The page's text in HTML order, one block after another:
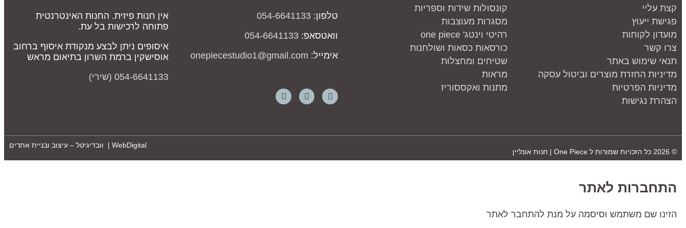
קצת עליי
פגישת ייעוץ
מועדון לקוחות
צרו קשר
תנאי שימוש באתר
מדיניות החזרת מוצרים וביטול עסקה
מדיניות הפרטיות
הצהרת נגישות
קונסולות שידות וספריות
מסגרות מעוצבות
רהיטי וינטג' one piece
כורסאות כסאות ושולחנות
שטיחים ומחצלות
מראות
מתנות ואקססוריז
טלפון: 054-6641133
וואטסאפ: 054-6641133
אימייל: onepiecestudio1@gmail.com
אין חנות פיזית. החנות האינטרנטית
פתוחה לרכישות בל עת.
איסופים ניתן לבצע מנקודת איסוף ברחוב
אוסישקין ברמת השרון בתיאום מראש
054-6641133 (שירי)
© 2026 כל הזכויות שמורות ל One Piece | חנות אונליין
WebDigital | וובדיגיטל – עיצוב ובניית אתרים
התחברות לאתר
הזינו שם משתמש וסיסמה על מנת להתחבר לאתר